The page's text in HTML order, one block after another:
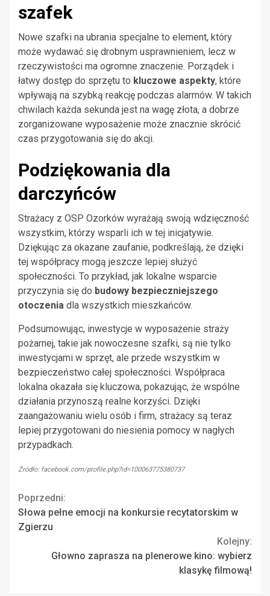
szafek
Nowe szafki na ubrania specjalne to element, który
może wydawać się drobnym usprawnieniem, lecz w
rzeczywistości ma ogromne znaczenie. Porządek i
łatwy dostęp do sprzętu to kluczowe aspekty, które
wpływają na szybką reakcję podczas alarmów. W takich
chwilach każda sekunda jest na wagę złota, a dobrze
zorganizowane wyposażenie może znacznie skrócić
czas przygotowania się do akcji.
Podziękowania dla
darczyńców
Strażacy z OSP Ozorków wyrażają swoją wdzięczność
wszystkim, którzy wsparli ich w tej inicjatywie.
Dziękując za okazane zaufanie, podkreślają, że dzięki
tej współpracy mogą jeszcze lepiej służyć
społeczności. To przykład, jak lokalne wsparcie
przyczynia się do budowy bezpieczniejszego
otoczenia dla wszystkich mieszkańców.
Podsumowując, inwestycje w wyposażenie straży
pożarnej, takie jak nowoczesne szafki, są nie tylko
inwestycjami w sprzęt, ale przede wszystkim w
bezpieczeństwo całej społeczności. Współpraca
lokalna okazała się kluczowa, pokazując, że wspólne
działania przynoszą realne korzyści. Dzięki
zaangażowaniu wielu osób i firm, strażacy są teraz
lepiej przygotowani do niesienia pomocy w nagłych
przypadkach.
Źródło: facebook.com/profile.php?id=100063775380737
Continue
Reading
Poprzedni:
Słowa pełne emocji na konkursie recytatorskim w
Zgierzu
Kolejny:
Głowno zaprasza na plenerowe kino: wybierz
klasykę filmową!